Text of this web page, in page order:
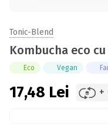
Tonic-Blend
Kombucha eco
Eco Vegan
17,48 Lei +